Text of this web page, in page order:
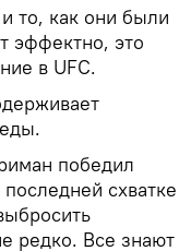
то, как они были
эффектно, это
в UFC.
победил
схватке
редко. Все знают